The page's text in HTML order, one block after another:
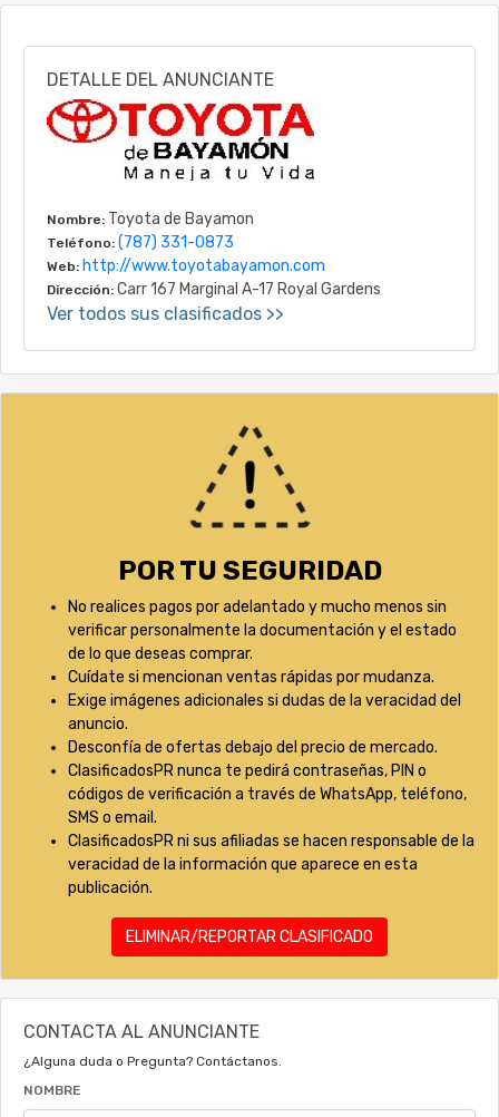
DETALLE DEL ANUNCIANTE
Nombre: Toyota de Bayamon
Teléfono: (787) 331-0873
Web: http://www.toyotabayamon.com
Dirección: Carr 167 Marginal A-17 Royal Gardens
Ver todos sus clasificados >>
POR TU SEGURIDAD
No realices pagos por adelantado y mucho menos sin
verificar personalmente la documentación y el estado
de lo que deseas comprar.
Cuídate si mencionan ventas rápidas por mudanza.
Exige imágenes adicionales si dudas de la veracidad del
anuncio.
Desconfía de ofertas debajo del precio de mercado.
ClasificadosPR nunca te pedirá contraseñas, PIN o
códigos de verificación a través de WhatsApp, teléfono,
SMS o email.
ClasificadosPR ni sus afiliadas se hacen responsable de la
veracidad de la información que aparece en esta
publicación.
ELIMINAR/REPORTAR CLASIFICADO
CONTACTA AL ANUNCIANTE
¿Alguna duda o Pregunta? Contáctanos.
NOMBRE